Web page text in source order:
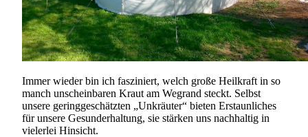
Immer wieder bin ich fasziniert, welch große Heilkraft in so
manch unscheinbaren Kraut am Wegrand steckt. Selbst
unsere geringgeschätzten „Unkräuter“ bieten Erstaunliches
für unsere Gesunderhaltung, sie stärken uns nachhaltig in
vielerlei Hinsicht.